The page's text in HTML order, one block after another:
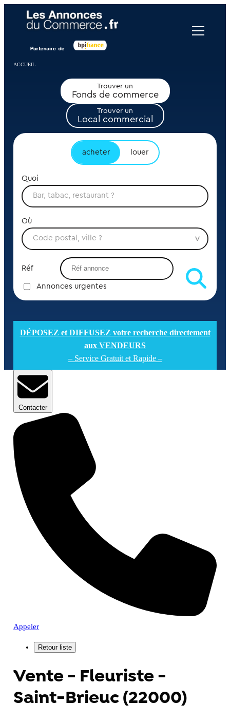
ACCUEIL
Trouver un
Fonds de commerce
Trouver un
Local commercial
acheter louer
Quoi
Où
Réf
Annonces urgentes
DÉPOSEZ et DIFFUSEZ votre recherche directement
aux VENDEURS
– Service Gratuit et Rapide –
Contacter
Appeler
Vente - Fleuriste -
Saint-Brieuc (22000)
Panneau de gestion des cookies